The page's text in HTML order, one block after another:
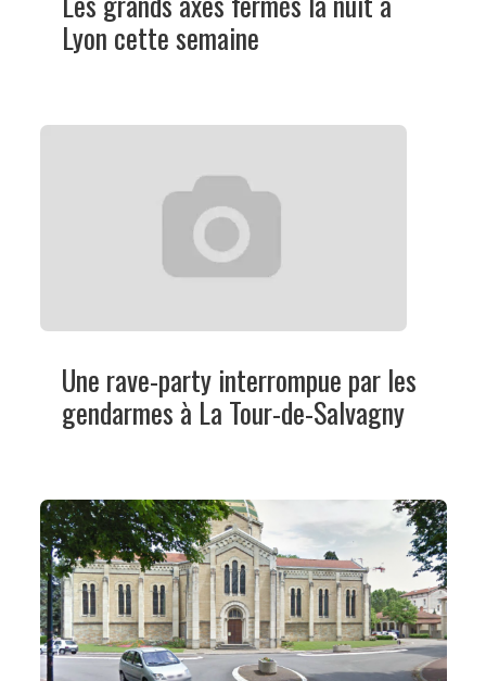
Lyon cette semaine
Une rave-party interrompue par les
gendarmes à La Tour-de-Salvagny